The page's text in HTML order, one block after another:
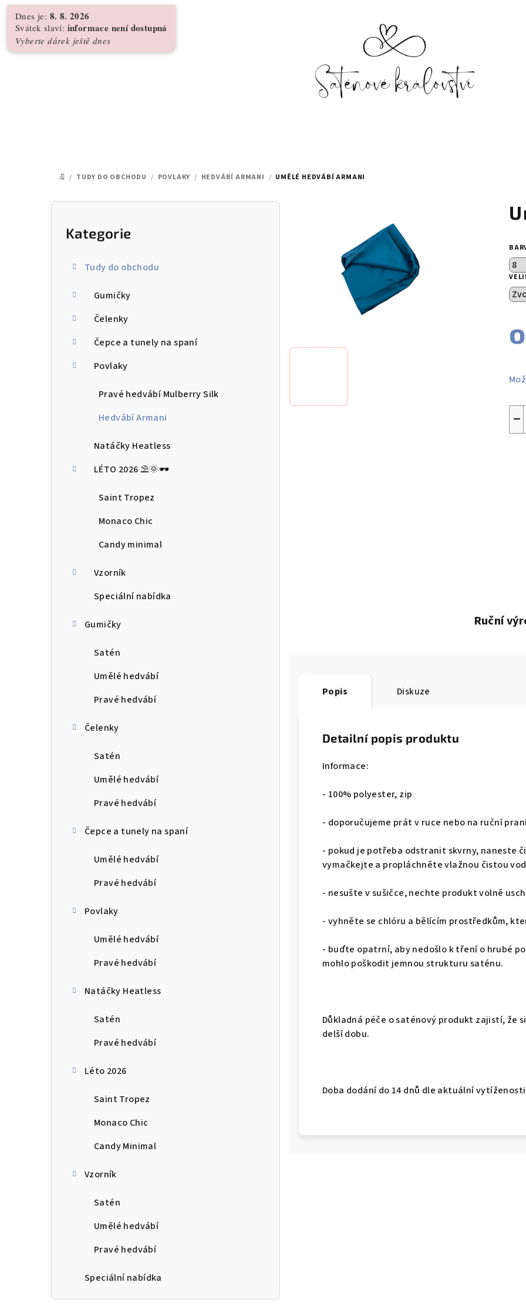
Přejít
obsah
DOMŮ
/ TUDY DO OBCHODU / POVLAKY / HEDVÁBÍ ARMANI / UMĚLÉ HEDVÁBÍ ARMANI
Přeskočit
kategorie
Kategorie
Tudy do obchodu
Gumičky
Čelenky
Čepce a tunely na spaní
Povlaky
Pravé hedvábí Mulberry Silk
Hedvábí Armani
Natáčky Heatless
LÉTO 2026 ⛱️🌞🕶️
Saint Tropez
Monaco Chic
Candy minimal
Vzorník
Speciální nabídka
Gumičky
Satén
Umělé hedvábí
Pravé hedvábí
Čelenky
Satén
Umělé hedvábí
Pravé hedvábí
Čepce a tunely na spaní
Umělé hedvábí
Pravé hedvábí
Povlaky
Umělé hedvábí
Pravé hedvábí
Natáčky Heatless
Satén
Pravé hedvábí
Léto 2026
Saint Tropez
Monaco Chic
Candy Minimal
Vzorník
Satén
Umělé hedvábí
Pravé hedvábí
Speciální nabídka
−
Ruční
Popis Diskuze
Detailní popis produktu
Informace:
- 100% polyester, zip
- doporučujeme prát v ruce nebo na ruční
- pokud je potřeba odstranit skvrny, naneste
vymačkejte a propláchněte vlažnou čistou
- nesušte v sušičce, nechte produkt volně
- vyhněte se chlóru a bělícím prostředkům,
- buďte opatrní, aby nedošlo k tření o hrubé
mohlo poškodit jemnou strukturu saténu.
Důkladná péče o saténový produkt zajistí, že
delší dobu.
Doba dodání do 14 dnů dle aktuální
Dnes je: 8. 8. 2026
Svátek slaví: informace není dostupná
Vyberte dárek ještě dnes